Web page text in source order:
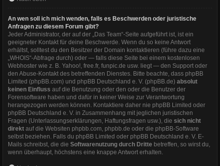
An wen soll ich mich wenden, falls es Beschwerden oder juristische
Anfragen zu diesem Forum gibt?
Jeder Administrator, der auf der „Das Team“-Seite aufgeführt ist, ist ein
geeigneter Kontakt für deine Beschwerde. Wenn du so keine Antwort
erhältst, solltest du den Besitzer der Domain kontaktieren (führe dazu eine
„WHOIS“-Abfrage durch) oder — falls diese Seite bei einem kostenlosen
Webhoster wie z. B. Yahoo!, free.fr, funpic.de usw. liegt — den Support oder
den Abuse-Kontakt des betreffenden Dienstes. Bitte beachte, dass phpBB
Limited (phpBB.com) und phpBB Deutschland e. V. (phpBB.de) absolut
keinen Einfluss auf die Benutzung oder den oder die Benutzer der
Forensoftware haben und dafür in keiner Weise zur Verantwortung
herangezogen werden können. Kontaktiere daher nie phpBB Limited oder
phpBB Deutschland e. V. in Zusammenhang mit jeglichen juristischen
Fragen (Unterlassungserklärungen, Haftungsfragen usw.), die sich nicht
direkt auf die Websiten phpbb.com, phpbb.de oder die phpBB-Software
selbst beziehen. Falls du phpBB Limited oder phpBB Deutschland e. V. E-
Mails schreibst, die die Softwarenutzung durch Dritte betreffen, so wirst du,
wenn überhaupt, höchstens eine knappe Antwort erhalten.